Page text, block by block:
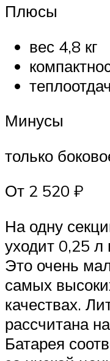
Плюсы
вес 4,8 кг
Минусы
только
От 2 520 ₽
На одну
уходит 0,25
Это очень
самых
качествах.
рассчитана
Батарея